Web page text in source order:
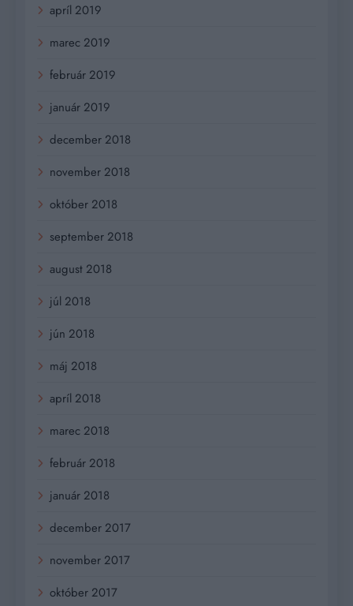
apríl 2019
marec 2019
február 2019
január 2019
december 2018
november 2018
október 2018
september 2018
august 2018
júl 2018
jún 2018
máj 2018
apríl 2018
marec 2018
február 2018
január 2018
december 2017
november 2017
október 2017